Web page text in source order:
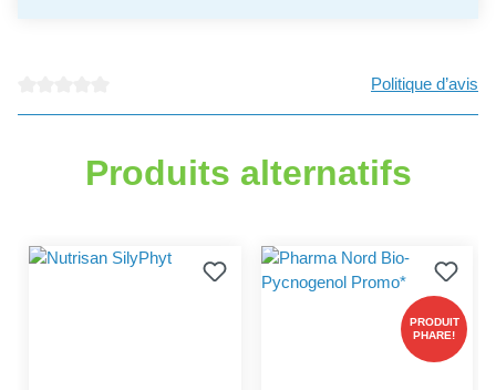
Politique d’avis
Produits alternatifs
PRODUIT
PHARE!